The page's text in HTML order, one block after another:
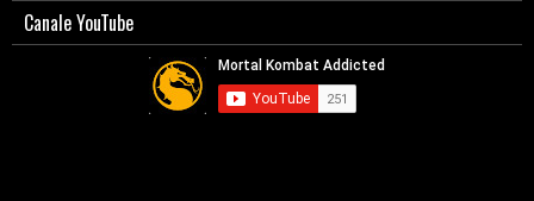
Canale YouTube